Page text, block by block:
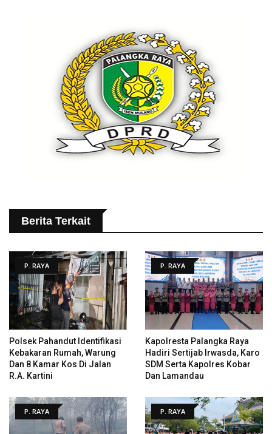
Berita Terkait
P. RAYA
Polsek Pahandut Identifikasi
Kebakaran Rumah, Warung
Dan 8 Kamar Kos Di Jalan
R.A. Kartini
P. RAYA
Kapolresta Palangka Raya
Hadiri Sertijab Irwasda, Karo
SDM Serta Kapolres Kobar
Dan Lamandau
P. RAYA P. RAYA